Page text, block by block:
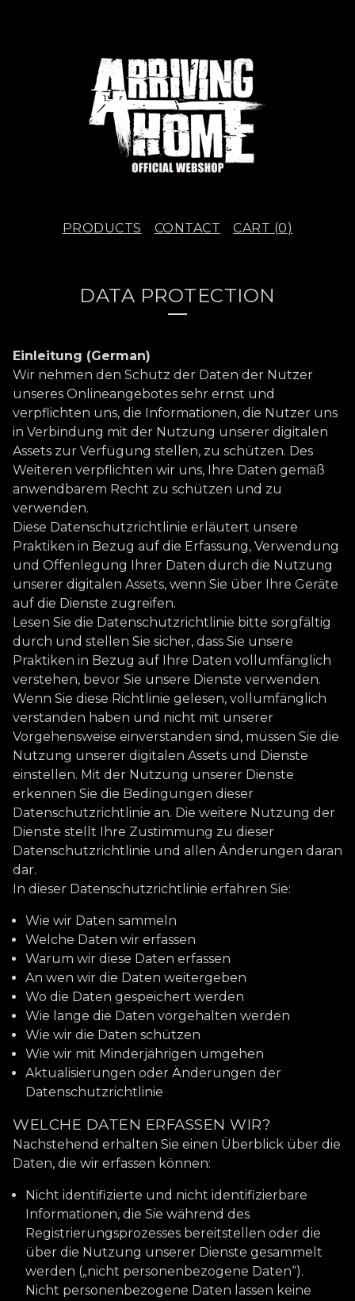
PRODUCTS CONTACT CART (0)
DATA PROTECTION
Einleitung (German)
Wir nehmen den Schutz der Daten der Nutzer
unseres Onlineangebotes sehr ernst und
verpflichten uns, die Informationen, die Nutzer uns
in Verbindung mit der Nutzung unserer digitalen
Assets zur Verfügung stellen, zu schützen. Des
Weiteren verpflichten wir uns, Ihre Daten gemäß
anwendbarem Recht zu schützen und zu
verwenden.
Diese Datenschutzrichtlinie erläutert unsere
Praktiken in Bezug auf die Erfassung, Verwendung
und Offenlegung Ihrer Daten durch die Nutzung
unserer digitalen Assets, wenn Sie über Ihre Geräte
auf die Dienste zugreifen.
Lesen Sie die Datenschutzrichtlinie bitte sorgfältig
durch und stellen Sie sicher, dass Sie unsere
Praktiken in Bezug auf Ihre Daten vollumfänglich
verstehen, bevor Sie unsere Dienste verwenden.
Wenn Sie diese Richtlinie gelesen, vollumfänglich
verstanden haben und nicht mit unserer
Vorgehensweise einverstanden sind, müssen Sie die
Nutzung unserer digitalen Assets und Dienste
einstellen. Mit der Nutzung unserer Dienste
erkennen Sie die Bedingungen dieser
Datenschutzrichtlinie an. Die weitere Nutzung der
Dienste stellt Ihre Zustimmung zu dieser
Datenschutzrichtlinie und allen Änderungen daran
dar.
In dieser Datenschutzrichtlinie erfahren Sie:
Wie wir Daten sammeln
Welche Daten wir erfassen
Warum wir diese Daten erfassen
An wen wir die Daten weitergeben
Wo die Daten gespeichert werden
Wie lange die Daten vorgehalten werden
Wie wir die Daten schützen
Wie wir mit Minderjährigen umgehen
Aktualisierungen oder Änderungen der
Datenschutzrichtlinie
WELCHE DATEN ERFASSEN WIR?
Nachstehend erhalten Sie einen Überblick über die
Daten, die wir erfassen können:
Nicht identifizierte und nicht identifizierbare
Informationen, die Sie während des
Registrierungsprozesses bereitstellen oder die
über die Nutzung unserer Dienste gesammelt
werden („nicht personenbezogene Daten“).
Nicht personenbezogene Daten lassen keine